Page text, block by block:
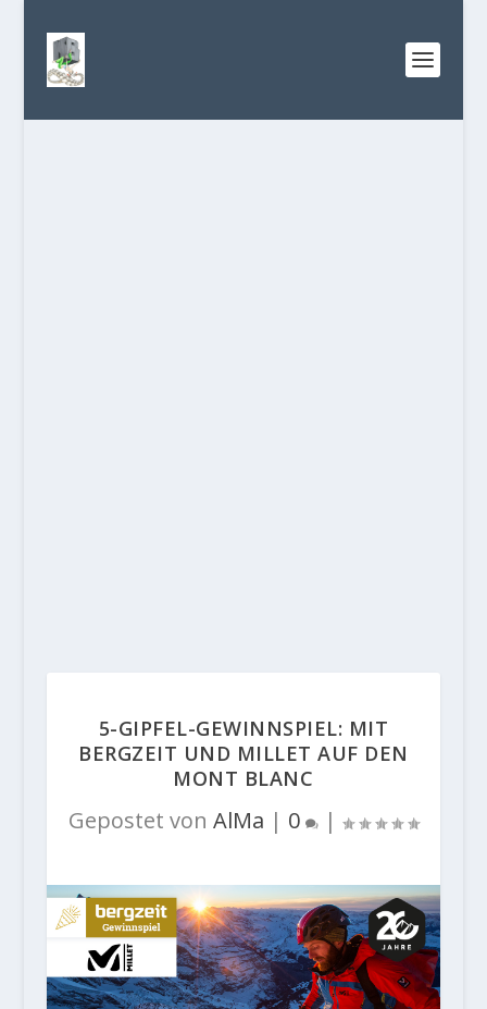
5-GIPFEL-GEWINNSPIEL: MIT
BERGZEIT UND MILLET AUF DEN
MONT BLANC
Gepostet von AlMa | 0 |